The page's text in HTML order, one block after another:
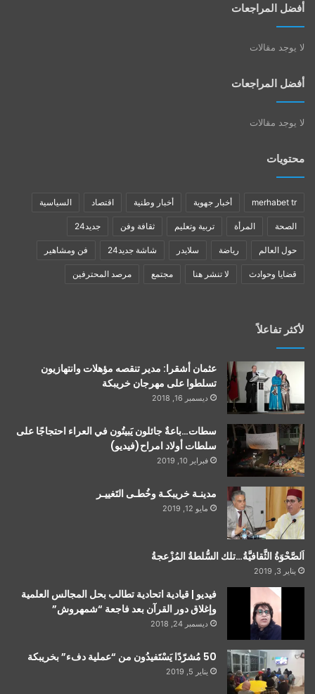
أفضل المراجعات
لا يوجد مقالات
أفضل المراجعات
لا يوجد مقالات
محتويات
merhabet tr أخبار جهوية أخبار وطنية اقتصاد السياسية
الصحة المرأة تربية وتعليم ثقافة وفن جديد24
حول العالم رياضة سلايدر شاشة جديد24 فن ومشاهير
قضايا وحوادث لا تنشر هنا مجتمع مرصد المحترفين
لأكثر تفاعلاً
عثمان أشقرا: مدير تنقصه مؤهلات وانتهازيون
تسلطوا على مهرجان خريبكة
ديسمبر 16, 2018
سطات…باعةٌ جائلون يَبيتُون في العراء احتجاجًا على
سلطات أولاد امراح(فيديو)
فبراير 10, 2019
مدينـة خريبكـة وخُطـى التَغييـر
مايو 12, 2019
اَلصَّحْوَةُ الثَّقافيَّةُ…تلك السُّلطةُ المُزْعجةُ
يناير 3, 2019
فيديو | قيادية اتحادية تطالب بحل المجالس العلمية
وإغلاق دور القرآن بعد فاجعة “شمهروش”
ديسمبر 24, 2018
50 مُشرّدًا يَسْتَفيدُون من “عملية دفء” بخريبكة
يناير 5, 2019